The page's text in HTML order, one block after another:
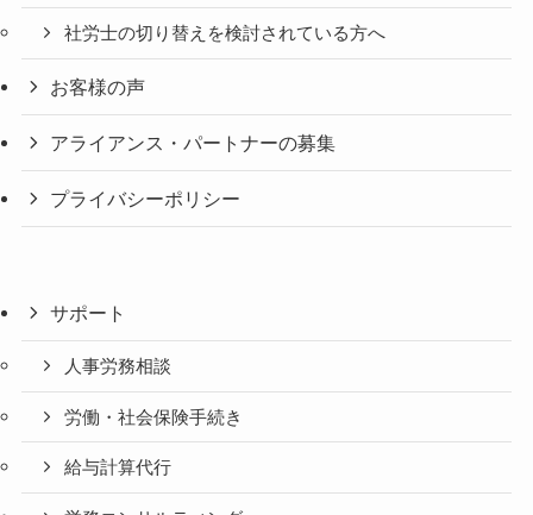
社労士の切り替えを検討されている方へ
お客様の声
アライアンス・パートナーの募集
プライバシーポリシー
サポート
人事労務相談
労働・社会保険手続き
給与計算代行